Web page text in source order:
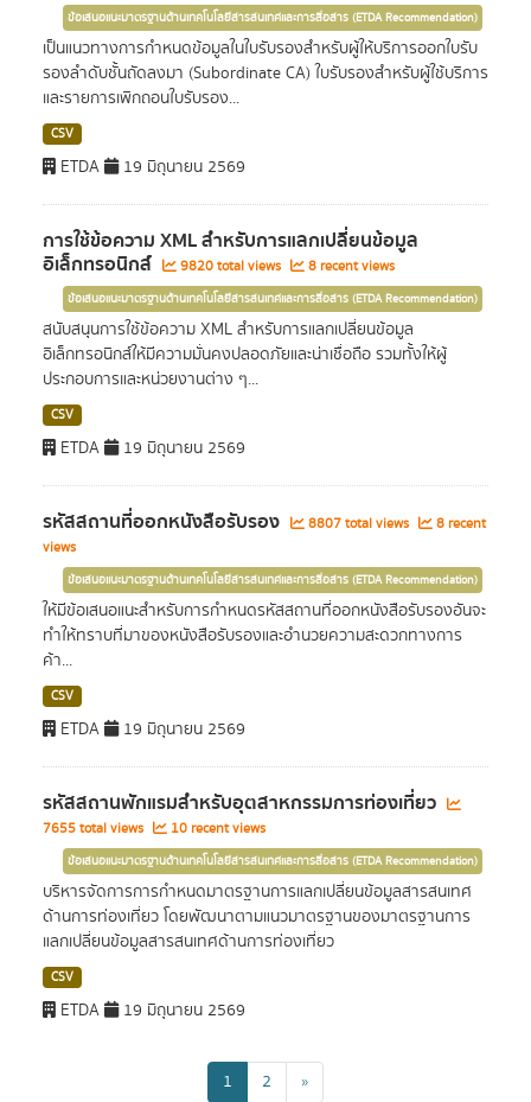
ข้อเสนอแนะมาตรฐานด้านเทคโนโลยีสารสนเทศและการสื่อสาร (ETDA Recommendation)
เป็นแนวทางการกำหนดข้อมูลในใบรับรองสำหรับผู้ให้บริการออกใบรับ
รองลำดับชั้นถัดลงมา (Subordinate CA) ใบรับรองสำหรับผู้ใช้บริการ
และรายการเพิกถอนใบรับรอง...
CSV
ETDA 19 มิถุนายน 2569
การใช้ข้อความ XML สำหรับการแลกเปลี่ยนข้อมูล
อิเล็กทรอนิกส์ 9820 total views 8 recent views
ข้อเสนอแนะมาตรฐานด้านเทคโนโลยีสารสนเทศและการสื่อสาร (ETDA Recommendation)
สนับสนุนการใช้ข้อความ XML สำหรับการแลกเปลี่ยนข้อมูล
อิเล็กทรอนิกส์ให้มีความมั่นคงปลอดภัยและน่าเชื่อถือ รวมทั้งให้ผู้
ประกอบการและหน่วยงานต่าง ๆ...
CSV
ETDA 19 มิถุนายน 2569
รหัสสถานที่ออกหนังสือรับรอง 8807 total views
8 recent
views
ข้อเสนอแนะมาตรฐานด้านเทคโนโลยีสารสนเทศและการสื่อสาร (ETDA Recommendation)
ให้มีข้อเสนอแนะสำหรับการกำหนดรหัสสถานที่ออกหนังสือรับรองอันจะ
ทำให้ทราบที่มาของหนังสือรับรองและอำนวยความสะดวกทางการ
ค้า...
CSV
ETDA 19 มิถุนายน 2569
รหัสสถานพักแรมสำหรับอุตสาหกรรมการท่องเที่ยว
7655 total views 10 recent views
ข้อเสนอแนะมาตรฐานด้านเทคโนโลยีสารสนเทศและการสื่อสาร (ETDA Recommendation)
บริหารจัดการการกำหนดมาตรฐานการแลกเปลี่ยนข้อมูลสารสนเทศ
ด้านการท่องเที่ยว โดยพัฒนาตามแนวมาตรฐานของมาตรฐานการ
แลกเปลี่ยนข้อมูลสารสนเทศด้านการท่องเที่ยว
CSV
ETDA 19 มิถุนายน 2569
1 2 »